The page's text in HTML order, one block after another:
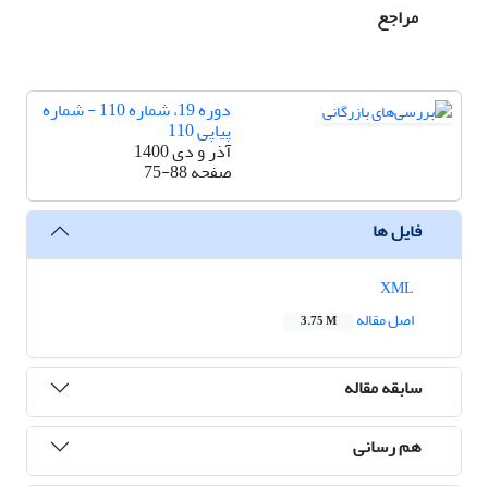
مراجع
دوره 19، شماره 110 - شماره
پیاپی 110
آذر و دی 1400
صفحه75-88
فایل ها
اصل مقاله
3.75 M
سابقه مقاله
هم رسانی